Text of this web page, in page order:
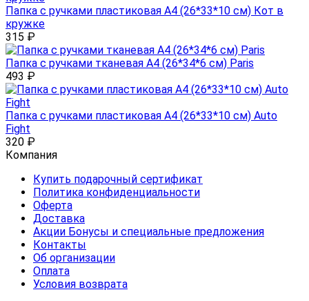
Папка с ручками пластиковая А4 (26*33*10 см) Кот в
кружке
315 ₽
Папка с ручками тканевая А4 (26*34*6 см) Paris
493 ₽
Папка с ручками пластиковая А4 (26*33*10 см) Auto
Fight
320 ₽
Компания
Купить подарочный сертификат
Политика конфиденциальности
Оферта
Доставка
Акции Бонусы и специальные предложения
Контакты
Об организации
Оплата
Условия возврата